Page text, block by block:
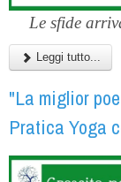
Le sfide
Leggi tutto...
"La miglior
Pratica Yoga